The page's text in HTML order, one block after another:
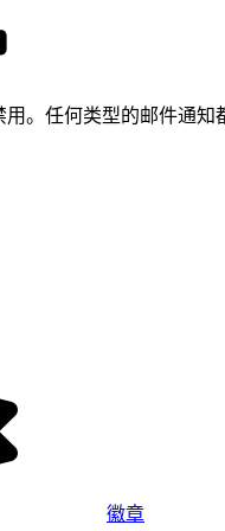
。任何类型的邮件通知
徽章